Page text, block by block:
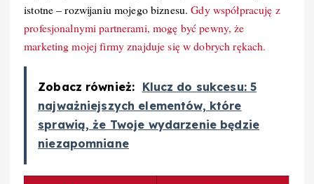
istotne – rozwijaniu mojego biznesu.Gdy współpracuję z
profesjonalnymi partnerami, mogę być pewny, że
marketing mojej firmy znajduje się w dobrych rękach.
Zobacz również: Klucz do sukcesu: 5
najważniejszych elementów, które
sprawią, że Twoje wydarzenie będzie
niezapomniane